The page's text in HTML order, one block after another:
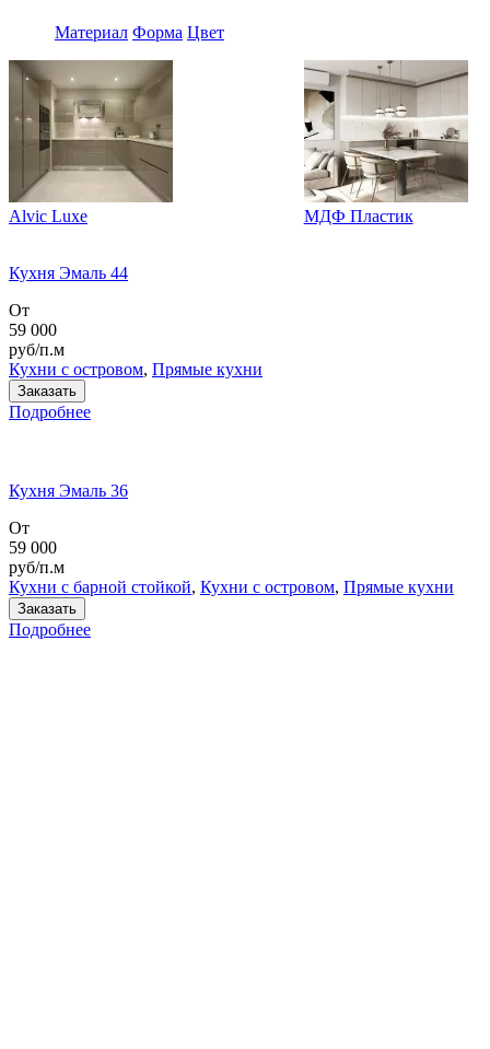
Материал Форма Цвет
Alvic Luxe МДФ Пластик
Кухня Эмаль 44
От
59 000
руб/п.м
Кухни с островом, Прямые кухни
Заказать
Подробнее
Кухня Эмаль 36
От
59 000
руб/п.м
Кухни с барной стойкой, Кухни с островом, Прямые кухни
Заказать
Подробнее